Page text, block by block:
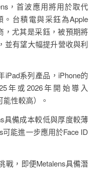
，首波應用將用於取代
。台積電與采鈺為Apple
，尤其是采鈺，被預期將
並有望大幅提升營收與利
iPad系列產品，iPhone的
年或2026年開始導入
性較高）。
具備成本較低與厚度較薄
能進一步應用於Face ID
戰，即便Metalens具備潛